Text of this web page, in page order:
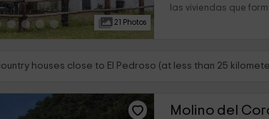
21 Photos
las viviendas que
houses close to El Pedroso (at less than 25
Molino del